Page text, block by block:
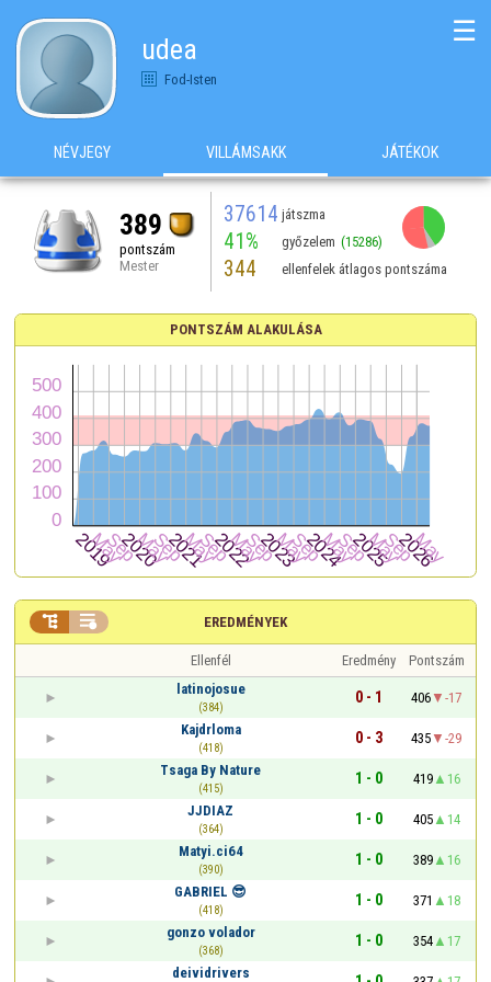
udea
Fod-Isten
☰
NÉVJEGY VILLÁMSAKK JÁTÉKOK
389
pontszám
Mester
37614 játszma
41% győzelem (15286)
344 ellenfelek átlagos pontszáma
PONTSZÁM ALAKULÁSA
EREDMÉNYEK
 
Ellenfél Eredmény
Pontszám
latinojosue
(384)
0 - 1 406
-17
Kajdrloma
(418)
0 - 3 435
-29
Tsaga By Nature
(415)
1 - 0 419
16
JJDIAZ
(364)
1 - 0 405
14
Matyi.ci64
(390)
1 - 0 389
16
GABRIEL 😎
(418)
1 - 0 371
18
gonzo volador
(368)
1 - 0 354
17
deividrivers